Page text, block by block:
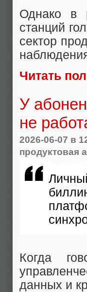
Однако в
станций
сектор
Читать
У
не
2026-06-07 в
продуктовая
Когда
данных и